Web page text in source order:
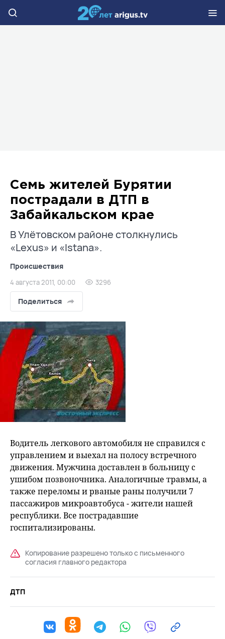
Семь жителей Бурятии
пострадали в ДТП в
Забайкальском крае
В Улётовском районе столкнулись
«Lexus» и «Istana».
Происшествия
4 августа 2011, 00:00 3296
Поделиться
Водитель легкового автомобиля не справился с
управлением и выехал на полосу встречного
движения. Мужчина доставлен в больницу с
ушибом позвоночника. Аналогичные травмы, а
также переломы и рваные раны получили 7
пассажиров микроавтобуса - жители нашей
республики. Все пострадавшие
госпитализированы.
Копирование разрешено только с письменного
согласия главного редактора
ДТП